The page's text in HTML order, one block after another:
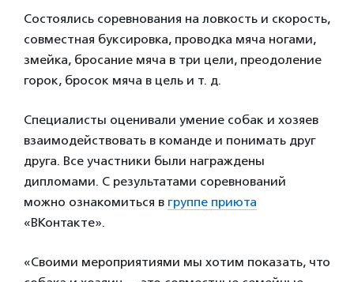
Состоялись соревнования на ловкость и скорость,
совместная буксировка, проводка мяча ногами,
змейка, бросание мяча в три цели, преодоление
горок, бросок мяча в цель и т. д.
Специалисты оценивали умение собак и хозяев
взаимодействовать в команде и понимать друг
друга. Все участники были награждены
дипломами. С результатами соревнований
можно ознакомиться в группе приюта
«ВКонтакте».
«Своими мероприятиями мы хотим показать, что